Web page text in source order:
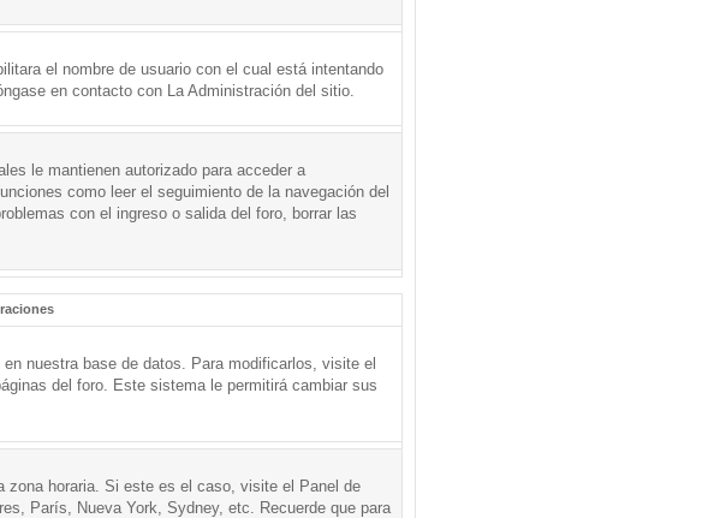
el nombre de usuario con el cual está intentando
en contacto con La Administración del sitio.
le mantienen autorizado para acceder a
como leer el seguimiento de la navegación del
con el ingreso o salida del foro, borrar las
nuestra base de datos. Para modificarlos, visite el
del foro. Este sistema le permitirá cambiar sus
zona horaria. Si este es el caso, visite el Panel de
París, Nueva York, Sydney, etc. Recuerde que para